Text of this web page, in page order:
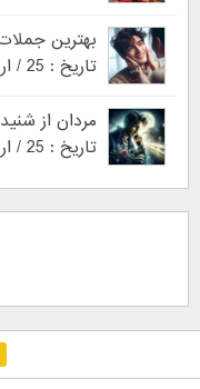
بهترین
تاریخ : 25 / اردیبهشت / 1403
مردان از
تاریخ : 25 / اردیبهشت / 1403